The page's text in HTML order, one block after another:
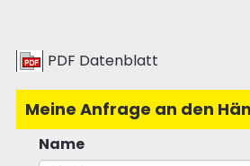
PDF Datenblatt
Meine Anfrage an den
Name